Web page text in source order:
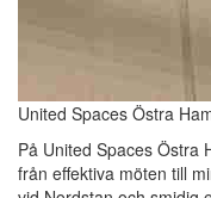
United Spaces Östra
På United Spaces Östra
från effektiva möten till